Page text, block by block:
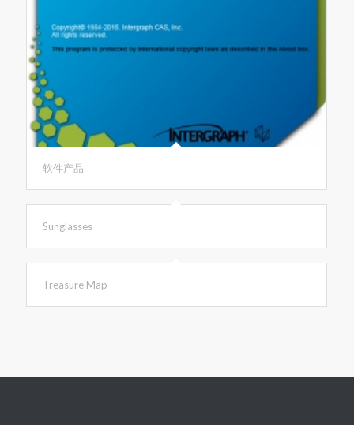
软件产品
Sunglasses
Treasure Map